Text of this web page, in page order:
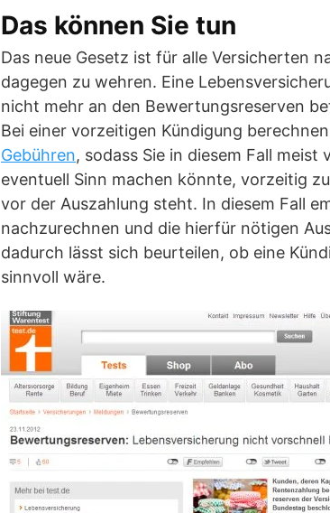
Das können Sie tun
Das neue Gesetz ist für alle Versicherten
dagegen zu wehren. Eine
nicht mehr an den Bewertungsreserven
Bei einer vorzeitigen Kündigung
Gebühren, sodass Sie in diesem Fall meist
eventuell Sinn machen könnte, vorzeitig
vor der Auszahlung steht. In diesem Fall
nachzurechnen und die hierfür nötigen
dadurch lässt sich beurteilen, ob eine
sinnvoll wäre.